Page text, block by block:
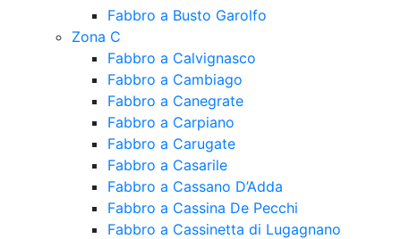
Fabbro a Busto Garolfo
Zona C
Fabbro a Calvignasco
Fabbro a Cambiago
Fabbro a Canegrate
Fabbro a Carpiano
Fabbro a Carugate
Fabbro a Casarile
Fabbro a Cassano D’Adda
Fabbro a Cassina De Pecchi
Fabbro a Cassinetta di Lugagnano